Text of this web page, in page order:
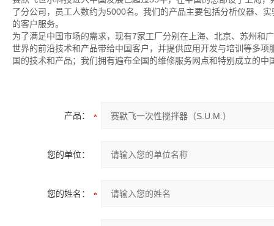
了分公司，员工人数约为5000名。我们的产品主要包括分析仪器、
的客户服务。
为了满足中国市场的需求，现有7家工厂分别在上海、北京、苏州和
世界的前沿技术和产品带给中国客户，并提供应用开发与培训等多
国的技术和产品；我们拥有遍布全国的维修服务网点和特别成立的
产品：
您的单位：
您的姓名：